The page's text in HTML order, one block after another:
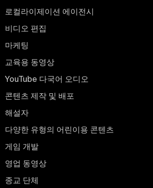
로컬라이제이션 에이전시
비디오 편집
마케팅
교육용 동영상
YouTube 다국어 오디오
콘텐츠 제작 및 배포
해설자
다양한 유형의 어린이용 콘텐츠
게임 개발
영업 동영상
종교 단체